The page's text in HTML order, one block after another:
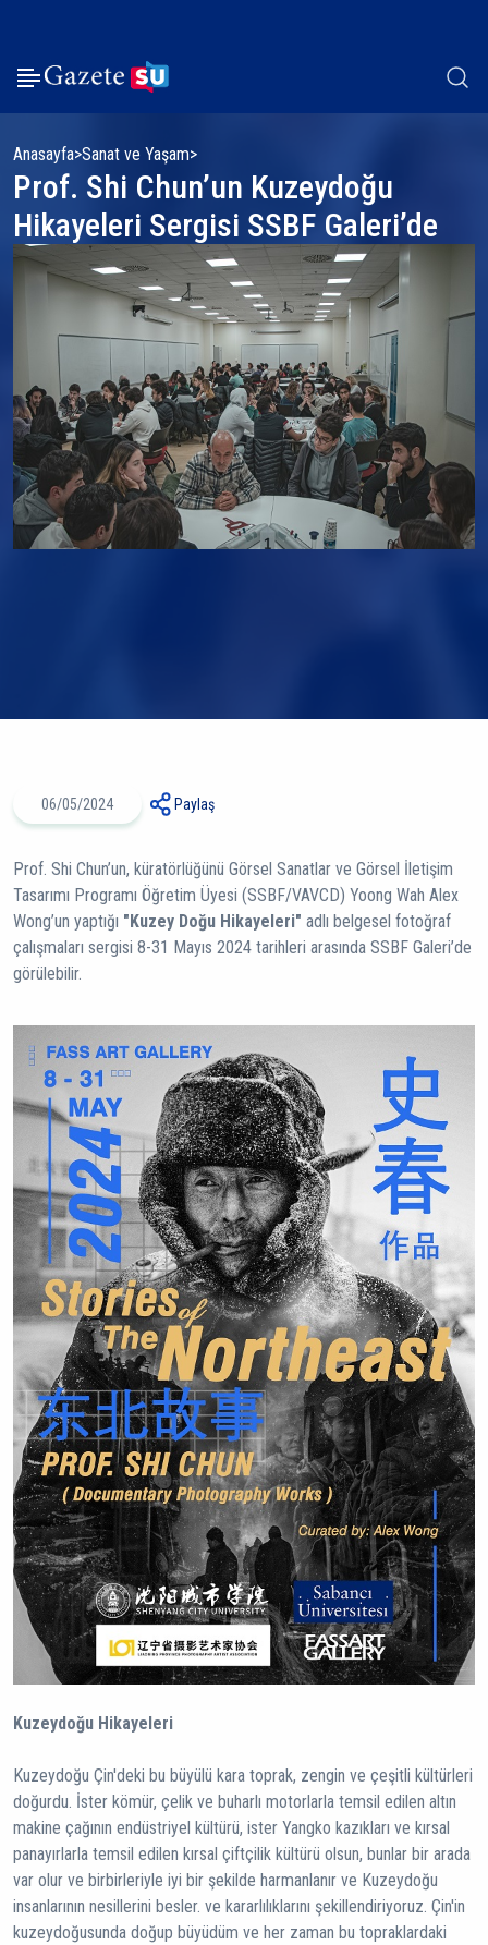
Anasayfa Sanat ve Yaşam
Prof. Shi Chun’un Kuzeydoğu
Hikayeleri Sergisi SSBF Galeri’de
06/05/2024 Paylaş
Prof. Shi Chun’un, küratörlüğünü Görsel Sanatlar ve Görsel İletişim
Tasarımı Programı Öğretim Üyesi (SSBF/VAVCD) Yoong Wah Alex
Wong’un yaptığı "Kuzey Doğu Hikayeleri" adlı belgesel fotoğraf
çalışmaları sergisi 8-31 Mayıs 2024 tarihleri arasında SSBF Galeri’de
görülebilir.
Kuzeydoğu Hikayeleri
Kuzeydoğu Çin'deki bu büyülü kara toprak, zengin ve çeşitli kültürleri
doğurdu. İster kömür, çelik ve buharlı motorlarla temsil edilen altın
makine çağının endüstriyel kültürü, ister Yangko kazıkları ve kırsal
panayırlarla temsil edilen kırsal çiftçilik kültürü olsun, bunlar bir arada
var olur ve birbirleriyle iyi bir şekilde harmanlanır ve Kuzeydoğu
insanlarının nesillerini besler. ve kararlılıklarını şekillendiriyoruz. Çin'in
kuzeydoğusunda doğup büyüdüm ve her zaman bu topraklardaki